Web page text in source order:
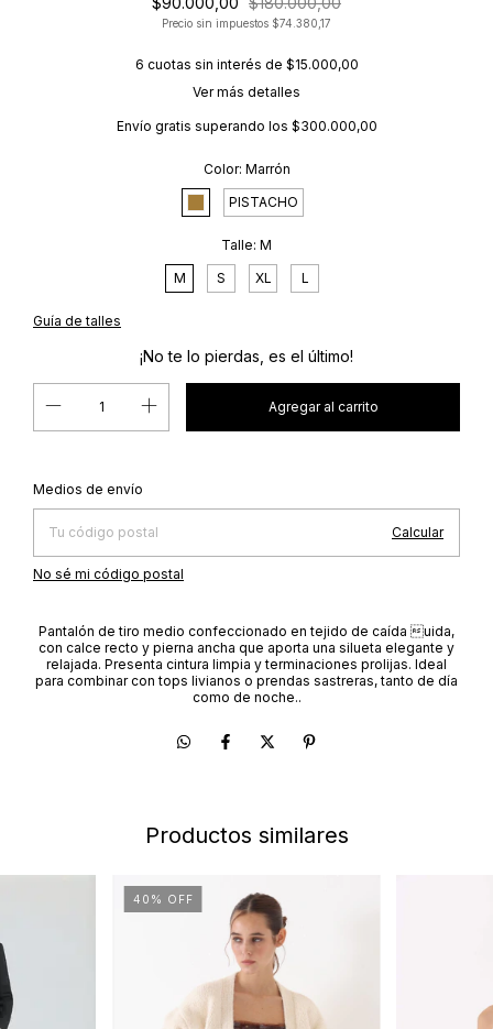
Precio sin impuestos $74.380,17
6 cuotas sin interés de $15.000,00
Ver más detalles
Envío gratis superando los $300.000,00
Color: Marrón
PISTACHO
Talle: M
M
S XL L
Guía de talles
¡No te lo pierdas, es el último!
Entregas para el CP:
Medios de envío
Calcular
No sé mi código postal
Pantalón de tiro medio confeccionado en tejido de caída uida,
con calce recto y pierna ancha que aporta una silueta elegante y
relajada. Presenta cintura limpia y terminaciones prolijas. Ideal
para combinar con tops livianos o prendas sastreras, tanto de día
como de noche..
Productos similares
40 % OFF